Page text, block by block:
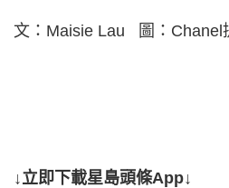
文：Maisie Lau 圖：Chanel
↓立即下載星島頭條App↓